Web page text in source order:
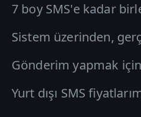
7 boy SMS'e kadar
Sistem üzerinden,
Gönderim yapmak
Yurt dışı SMS